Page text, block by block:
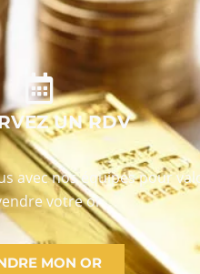
UN RDV
avec nos équipes pour
votre or
MON OR